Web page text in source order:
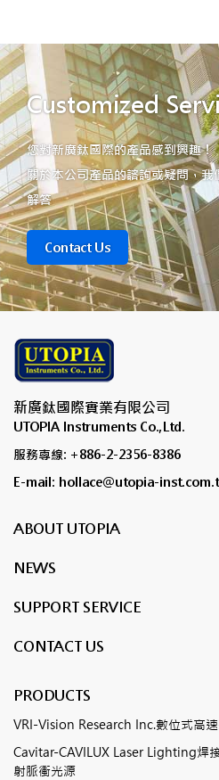
Customized
您對新廣鈦國際的產品感到興趣！
關於本公司產品的諮詢或疑問，
解答
Contact Us
新廣鈦國際實業有限公司
UTOPIA Instruments Co.,Ltd.
服務專線: +886-2-2356-8386
E-mail: hollace@utopia-
ABOUT UTOPIA
NEWS
SUPPORT SERVICE
CONTACT US
PRODUCTS
VRI-Vision Research Inc.數位式高
Cavitar-CAVILUX Laser Lighting焊
射脈衝光源